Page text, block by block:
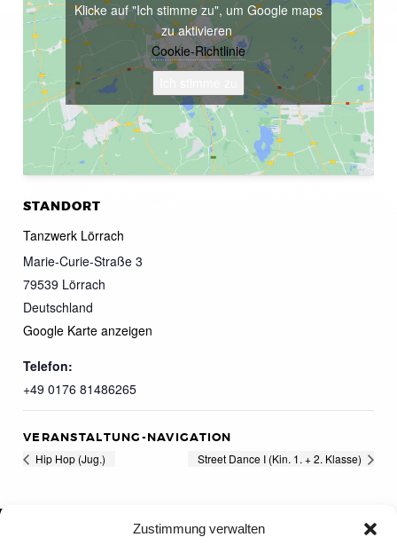
Zustimmung verwalten
STANDORT
Tanzwerk Lörrach
Marie-Curie-Straße 3
79539 Lörrach
Deutschland
Google Karte anzeigen
Telefon:
+49 0176 81486265
Klicke auf "Ich stimme zu", um Google maps
zu aktivieren
Cookie-Richtlinie
VERANSTALTUNG-NAVIGATION
Hip Hop (Jug.) Street Dance I (Kin. 1. + 2. Klasse)